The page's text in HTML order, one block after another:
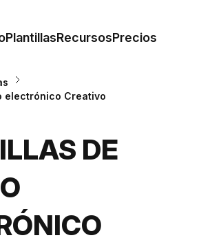
PlantillasRecursosPrecios
electrónico Creativo
DE